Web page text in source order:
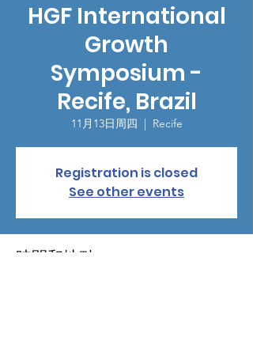
HGF International
Growth
Symposium -
Recife, Brazil
11月13日周四
  |
Recife
Registration is closed
See other events
時間和地點